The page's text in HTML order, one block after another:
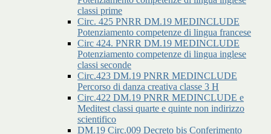
classi prime
Circ. 425 PNRR DM.19 MEDINCLUDE
Potenziamento competenze di lingua francese
Circ 424. PNRR DM.19 MEDINCLUDE
Potenziamento competenze di lingua inglese
classi seconde
Circ.423 DM.19 PNRR MEDINCLUDE
Percorso di danza creativa classe 3 H
Circ.422 DM.19 PNRR MEDINCLUDE e
Meditest classi quarte e quinte non indirizzo
scientifico
DM.19 Circ.009 Decreto bis Conferimento